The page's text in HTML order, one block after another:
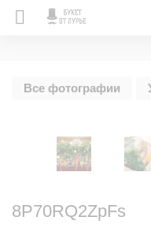
Все фотографии
8P70RQ2ZpFs